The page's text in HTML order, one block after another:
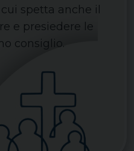
spetta anche il
e presiedere le
consiglio.